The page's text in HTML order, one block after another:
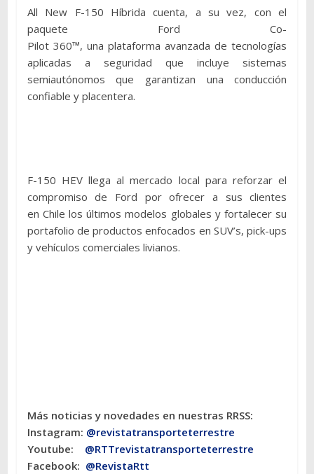
All New F-150 Híbrida cuenta, a su vez, con el
paquete Ford Co-
Pilot 360™, una plataforma avanzada de tecnologías
aplicadas a seguridad que incluye sistemas
semiautónomos que garantizan una conducción
confiable y placentera.
F-150 HEV llega al mercado local para reforzar el
compromiso de Ford por ofrecer a sus clientes
en Chile los últimos modelos globales y fortalecer su
portafolio de productos enfocados en SUV’s, pick-ups
y vehículos comerciales livianos.
Más noticias y novedades en nuestras RRSS:
Instagram: @revistatransporteterrestre
Youtube: @RTTrevistatransporteterrestre
Facebook: @RevistaRtt